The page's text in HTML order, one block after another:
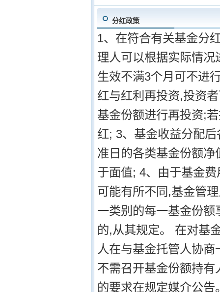
分红政策
1、在符合有关基金分
理人可以根据实际情
生效不满3个月可不进
红与红利再投资,投资
基金份额进行再投资;
红; 3、基金收益分配
准日的各类基金份额
于面值; 4、由于基金
可能有所不同,基金管
一类别的每一基金份
的,从其规定。 在对基
人在与基金托管人协
不需召开基金份额持
的要求在规定媒介公告